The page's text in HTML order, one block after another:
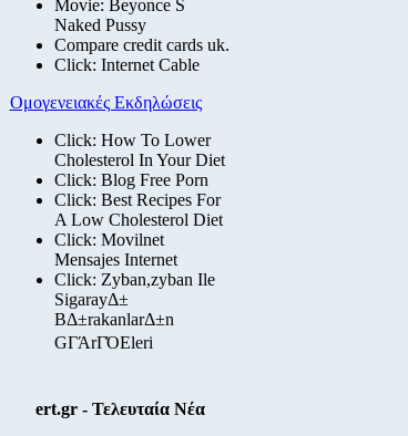
Movie: Beyonce S
Naked Pussy
Compare credit cards uk.
Click: Internet Cable
Ομογενειακές Εκδηλώσεις
Click: How To Lower
Cholesterol In Your Diet
Click: Blog Free Porn
Click: Best Recipes For
A Low Cholesterol Diet
Click: Movilnet
Mensajes Internet
Click: Zyban,zyban Ile
SigarayΔ±
BΔ±rakanlarΔ±n
GΓΆrΓΌΕleri
ert.gr - Τελευταία Νέα